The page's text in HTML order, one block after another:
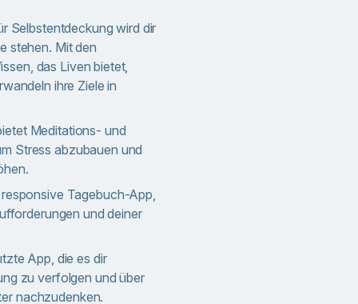
Selbstentdeckung wird dir
stehen. Mit den
das Liven bietet,
ihre Ziele in
Meditations- und
Stress abzubauen und
Tagebuch-App,
und deiner
App, die es dir
zu verfolgen und über
nachzudenken.